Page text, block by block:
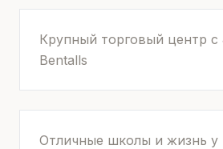
Крупный торговый центр с
Bentalls
Отличные школы и жизнь у